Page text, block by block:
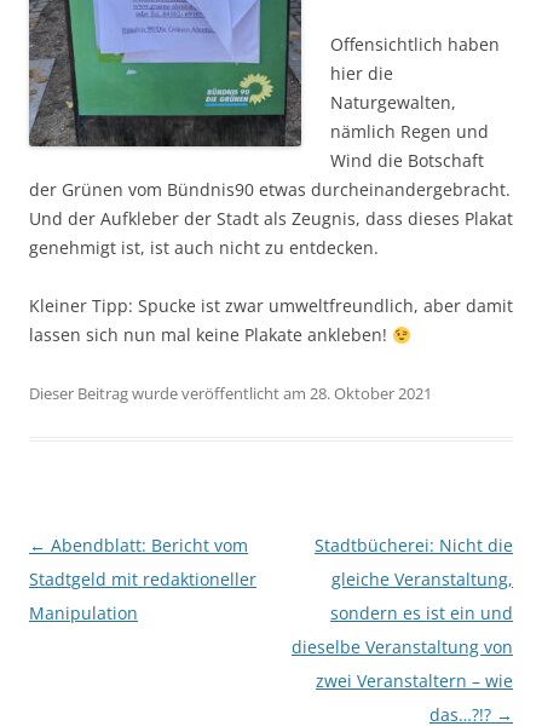
Offensichtlich haben
hier die
Naturgewalten,
nämlich Regen und
Wind die Botschaft
der Grünen vom Bündnis90 etwas durcheinandergebracht.
Und der Aufkleber der Stadt als Zeugnis, dass dieses Plakat
genehmigt ist, ist auch nicht zu entdecken.
Kleiner Tipp: Spucke ist zwar umweltfreundlich, aber damit
lassen sich nun mal keine Plakate ankleben!
Dieser Beitrag wurde veröffentlicht am 28. Oktober 2021
Beitragsnavigation
← Abendblatt: Bericht vom
Stadtgeld mit redaktioneller
Manipulation
Stadtbücherei: Nicht die
gleiche Veranstaltung,
sondern es ist ein und
dieselbe Veranstaltung von
zwei Veranstaltern – wie
das…?!? →